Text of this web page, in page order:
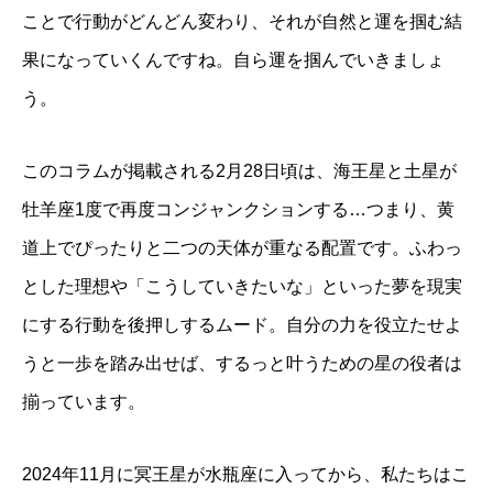
ことで行動がどんどん変わり、それが自然と運を掴む結
果になっていくんですね。自ら運を掴んでいきましょ
う。
このコラムが掲載される2月28日頃は、海王星と土星が
牡羊座1度で再度コンジャンクションする…つまり、黄
道上でぴったりと二つの天体が重なる配置です。ふわっ
とした理想や「こうしていきたいな」といった夢を現実
にする行動を後押しするムード。自分の力を役立たせよ
うと一歩を踏み出せば、するっと叶うための星の役者は
揃っています。
2024年11月に冥王星が水瓶座に入ってから、私たちはこ